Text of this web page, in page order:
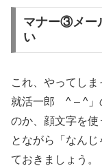
マナー③メー
い
これ、やってし
就活一郎 ^ – ^」
のか、顔文字を使
とながら「なん
ておきましょう。